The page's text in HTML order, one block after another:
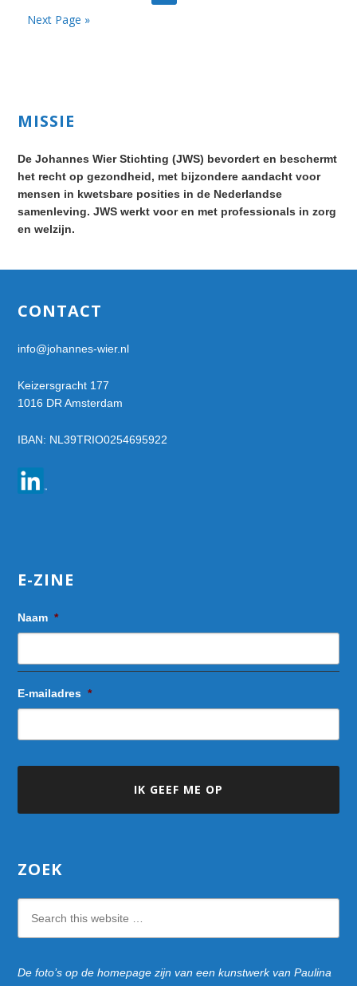
Next Page »
Primary
MISSIE
De Johannes Wier Stichting (JWS) bevordert en beschermt
het recht op gezondheid, met bijzondere aandacht voor
mensen in kwetsbare posities in de Nederlandse
samenleving. JWS werkt voor en met professionals in zorg
en welzijn.
Footer
CONTACT
info@johannes-wier.nl
Keizersgracht 177
1016 DR Amsterdam
IBAN: NL39TRIO0254695922
E-ZINE
Naam *
E-mailadres *
ZOEK
this
website
De foto’s op de homepage zijn van een kunstwerk van Paulina